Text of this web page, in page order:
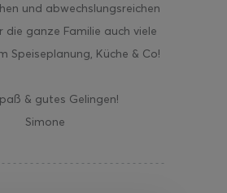
und abwechslungsreichen
die ganze Familie auch viele
Speiseplanung, Küche & Co!
& gutes Gelingen!
Simone